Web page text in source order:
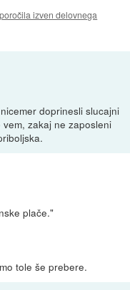
izven delovnega
doprinesli slucajni
zakaj ne zaposleni
plače."
tole še prebere.